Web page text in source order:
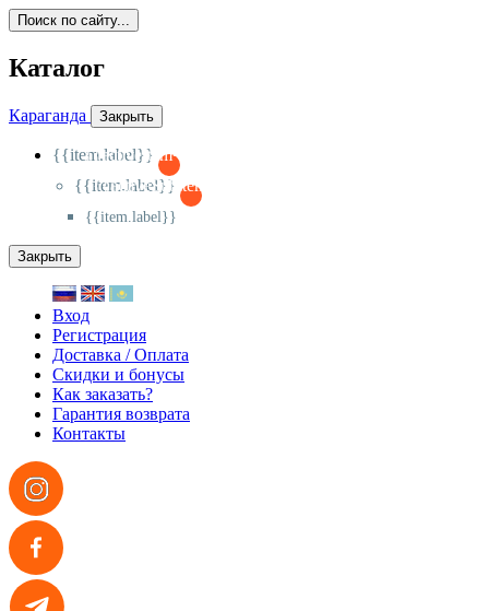
Поиск по сайту...
Каталог
Караганда Закрыть
{{item.label}}
{{activeItem==item.id?'-
{{item.label}}
{{activeSubitem==item.id?'-
{{item.label}}
Закрыть
Вход
Регистрация
Доставка / Оплата
Скидки и бонусы
Как заказать?
Гарантия возврата
Контакты